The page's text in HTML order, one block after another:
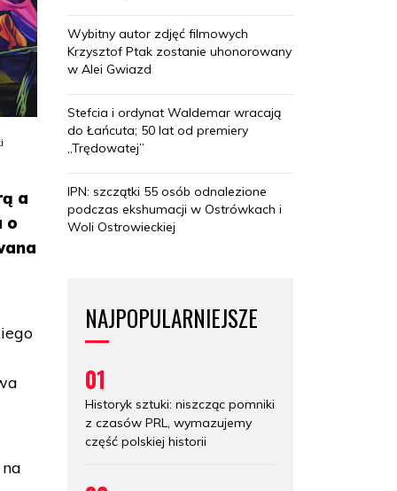
a
o
Wybitny autor zdjęć filmowych
Krzysztof Ptak zostanie uhonorowany
w Alei Gwiazd
Stefcia i ordynat Waldemar wracają
do Łańcuta; 50 lat od premiery
„Trędowatej”
IPN: szczątki 55 osób odnalezione
podczas ekshumacji w Ostrówkach i
Woli Ostrowieckiej
NAJPOPULARNIEJSZE
01
Historyk sztuki: niszcząc pomniki
z czasów PRL, wymazujemy
część polskiej historii